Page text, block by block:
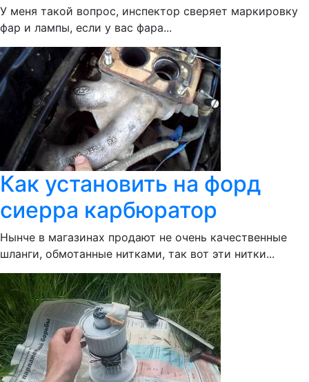
У меня такой вопрос, инспектор сверяет маркировку
фар и лампы, если у вас фара...
Как установить на форд
сиерра карбюратор
Нынче в магазинах продают не очень качественные
шланги, обмотанные нитками, так вот эти нитки...